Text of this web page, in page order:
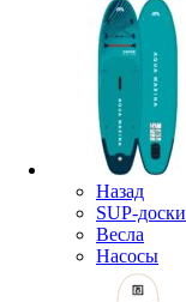
Назад
SUP-доски
Весла
Насосы